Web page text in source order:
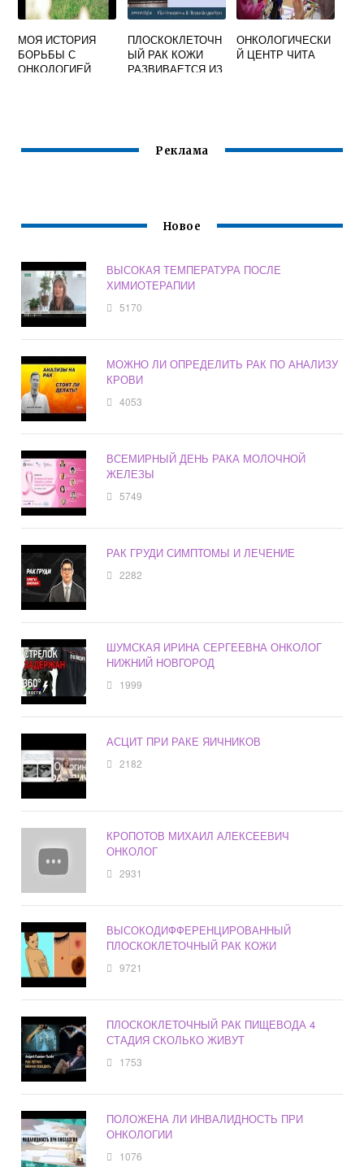
МОЯ ИСТОРИЯ
БОРЬБЫ С
ОНКОЛОГИЕЙ
ПЛОСКОКЛЕТОЧН
ЫЙ РАК КОЖИ
РАЗВИВАЕТСЯ ИЗ
ОНКОЛОГИЧЕСКИ
Й ЦЕНТР ЧИТА
Реклама
Новое
ВЫСОКАЯ ТЕМПЕРАТУРА ПОСЛЕ
ХИМИОТЕРАПИИ
5170
МОЖНО ЛИ ОПРЕДЕЛИТЬ РАК ПО АНАЛИЗУ
КРОВИ
4053
ВСЕМИРНЫЙ ДЕНЬ РАКА МОЛОЧНОЙ
ЖЕЛЕЗЫ
5749
РАК ГРУДИ СИМПТОМЫ И ЛЕЧЕНИЕ
2282
ШУМСКАЯ ИРИНА СЕРГЕЕВНА ОНКОЛОГ
НИЖНИЙ НОВГОРОД
1999
АСЦИТ ПРИ РАКЕ ЯИЧНИКОВ
2182
КРОПОТОВ МИХАИЛ АЛЕКСЕЕВИЧ
ОНКОЛОГ
2931
ВЫСОКОДИФФЕРЕНЦИРОВАННЫЙ
ПЛОСКОКЛЕТОЧНЫЙ РАК КОЖИ
9721
ПЛОСКОКЛЕТОЧНЫЙ РАК ПИЩЕВОДА 4
СТАДИЯ СКОЛЬКО ЖИВУТ
1753
ПОЛОЖЕНА ЛИ ИНВАЛИДНОСТЬ ПРИ
ОНКОЛОГИИ
1076